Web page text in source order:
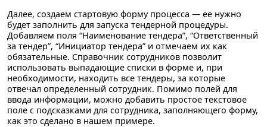
Далее, создаем стартовую форму процесса — ее нужно
будет заполнить для запуска тендерной процедуры.
Добавляем поля “Наименование тендера”, “Ответственный
за тендер”, “Инициатор тендера” и отмечаем их как
обязательные. Справочник сотрудников позволит
использовать выпадающие списки в форме и, при
необходимости, находить все тендеры, за которые
отвечал определенный сотрудник. Помимо полей для
ввода информации, можно добавить простое текстовое
поле с подсказками для сотрудника, заполняющего форму,
как это сделано в нашем примере.